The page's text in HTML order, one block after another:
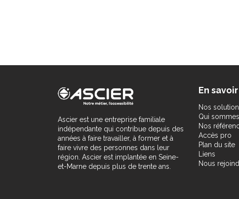
Ascier est une entreprise familiale
indépendante qui contribue depuis des
années à faire travailler, à former et à
faire vivre des personnes dans leur
région. Ascier est implantée en Seine-
et-Marne depuis plus de trente ans.
En
Nos
Qui
Nos
Accès pro
Plan du site
Liens
Nous